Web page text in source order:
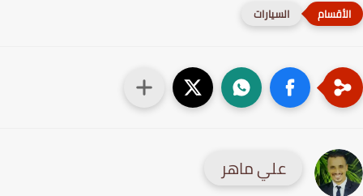
السيارات
علي ماهر